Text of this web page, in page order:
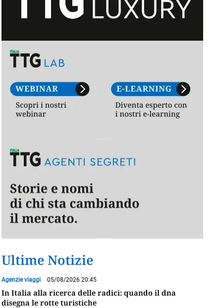
Ultime Notizie
Agenzie viaggi 05/08/2026 20:45
In Italia alla ricerca delle radici: quando il dna
disegna le rotte turistiche